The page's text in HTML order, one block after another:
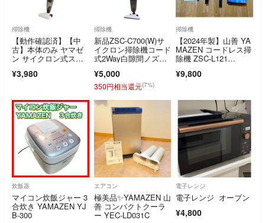
掃除機
【動作確認済】【中
古】本体のみ ヤマゼ
ン サイクロン式ステ
ーナー ホワイト ZC-
¥3,980
掃除機
新品ZSC-C700(W)サ
イクロン掃除機コード
式2Way白隙間ノズル
¥5,000
350円相当還元(7%)
掃除機
【2024年製】山善 YA
MAZEN コードレス掃
除機 ZSC-L121
¥9,800
炊飯器
マイコン炊飯ジャー 3
合炊き YAMAZEN YJ
B-300
エアコン
極美品✨YAMAZEN 山
善 コンパクトクーラ
ー YEC-LD031C
電子レンジ
電子レンジ オーブン
¥4,800